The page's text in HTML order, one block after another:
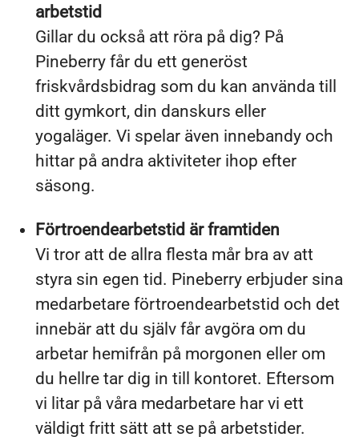
arbetstid
Gillar du också att röra på dig? På
Pineberry får du ett generöst
friskvårdsbidrag som du kan använda till
ditt gymkort, din danskurs eller
yogaläger. Vi spelar även innebandy och
hittar på andra aktiviteter ihop efter
säsong.
Förtroendearbetstid är framtiden
Vi tror att de allra flesta mår bra av att
styra sin egen tid. Pineberry erbjuder sina
medarbetare förtroendearbetstid och det
innebär att du själv får avgöra om du
arbetar hemifrån på morgonen eller om
du hellre tar dig in till kontoret. Eftersom
vi litar på våra medarbetare har vi ett
väldigt fritt sätt att se på arbetstider.